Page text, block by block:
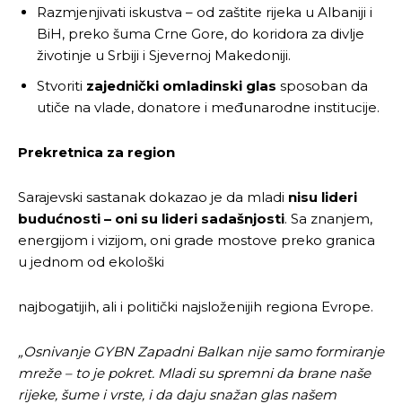
Ovim putem želimo da vam se zahvalimo što ste
odlučili da pustite Vašu priču da živi, Redakcija
Objavi.ba
Ovim putem želimo da vam se zahvalimo što ste
odlučili da pustite Vašu priču da živi, Redakcija
Objavi.ba
Razmjenjivati iskustva – od zaštite rijeka u Albaniji i
BiH, preko šuma Crne Gore, do koridora za divlje
životinje u Srbiji i Sjevernoj Makedoniji.
Stvoriti zajednički omladinski glas sposoban da
utiče na vlade, donatore i međunarodne institucije.
Prekretnica za region
Sarajevski sastanak dokazao je da mladi nisu lideri
budućnosti – oni su lideri sadašnjosti. Sa znanjem,
energijom i vizijom, oni grade mostove preko granica
u jednom od ekološki
najbogatijih, ali i politički najsloženijih regiona Evrope.
„Osnivanje GYBN Zapadni Balkan nije samo formiranje
mreže – to je pokret. Mladi su spremni da brane naše
rijeke, šume i vrste, i da daju snažan glas našem